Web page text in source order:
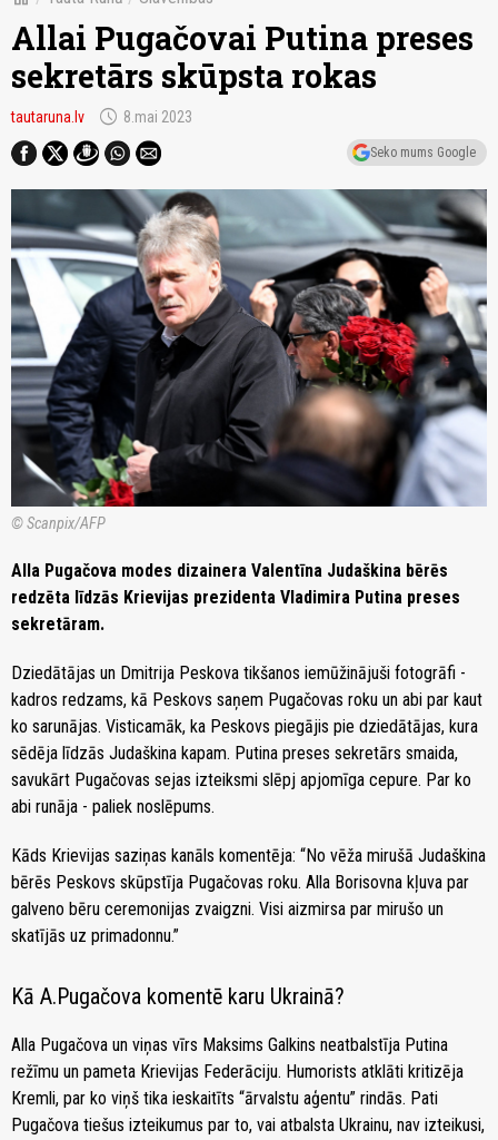
Allai Pugačovai Putina preses
sekretārs skūpsta rokas
tautaruna.lv schedule 8.mai 2023
Seko mums Google
© Scanpix/AFP
Alla Pugačova modes dizainera Valentīna Judaškina bērēs
redzēta līdzās Krievijas prezidenta Vladimira Putina preses
sekretāram.
Dziedātājas un Dmitrija Peskova tikšanos iemūžinājuši fotogrāfi -
kadros redzams, kā Peskovs saņem Pugačovas roku un abi par kaut
ko sarunājas. Visticamāk, ka Peskovs piegājis pie dziedātājas, kura
sēdēja līdzās Judaškina kapam. Putina preses sekretārs smaida,
savukārt Pugačovas sejas izteiksmi slēpj apjomīga cepure. Par ko
abi runāja - paliek noslēpums.
Kāds Krievijas saziņas kanāls komentēja: “No vēža mirušā Judaškina
bērēs Peskovs skūpstīja Pugačovas roku. Alla Borisovna kļuva par
galveno bēru ceremonijas zvaigzni. Visi aizmirsa par mirušo un
skatījās uz primadonnu.”
Kā A.Pugačova komentē karu Ukrainā?
Alla Pugačova un viņas vīrs Maksims Galkins neatbalstīja Putina
režīmu un pameta Krievijas Federāciju. Humorists atklāti kritizēja
Kremli, par ko viņš tika ieskaitīts “ārvalstu aģentu” rindās. Pati
Pugačova tiešus izteikumus par to, vai atbalsta Ukrainu, nav izteikusi,